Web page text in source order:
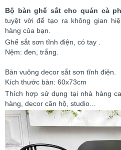
Bộ bàn ghế sắt cho quán cà
tuyệt vời để tạo ra không gian
hàng của bạn.
Ghế sắt sơn tĩnh điện, có tay .
Nệm: đen, trắng.
Bàn vuông decor sắt sơn tĩnh điện.
Kích thước bàn: 60x73cm
Thích hợp sử dụng tại nhà hàng
hàng, decor căn hộ, studio...